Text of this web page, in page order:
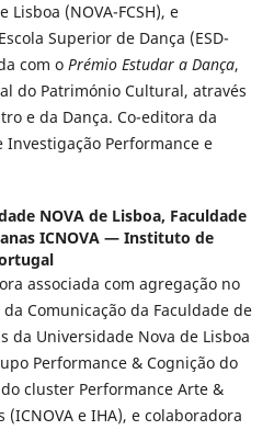
(NOVA-FCSH), e
Superior de Dança (ESD-
com o Prémio Estudar a Dança,
do Património Cultural, através
e da Dança. Co-editora da
Investigação Performance e
NOVA de Lisboa, Faculdade
ICNOVA — Instituto de
associada com agregação no
Comunicação da Faculdade de
da Universidade Nova de Lisboa
Performance & Cognição do
cluster Performance Arte &
e IHA), e colaboradora